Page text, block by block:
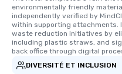
environmentally friendly
independently verified by
within supporting attachments.
waste reduction initiatives by
including plastic straws, and
back office through digital
DIVERSITÉ ET INCLUSION